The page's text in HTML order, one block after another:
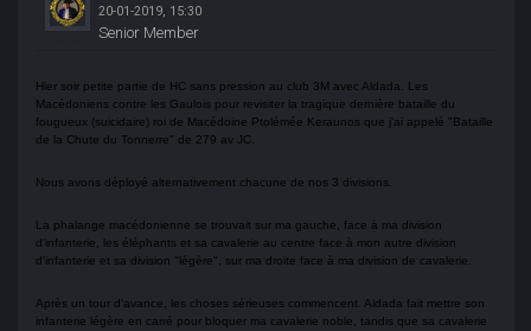
20-01-2019, 15:30
Senior Member
Hier soir petite partie de HC sans pression au club 3M avec Aldada. Les
Macédoniens contre les Gaulois pour revisiter la tragique dernière bataille du
fougueux (suicidaire) roi de Macédoine Ptolémée Keraunos que j'ai appelé "Bataille
de la Chute du Tonnerre" de 279 av JC.
Nous avons déployé alternativement chacune de nos 3 divisions.
La phalange macédonienne se trouvait sur ma gauche, face à ma division
d'infanterie, les éléphants et sa cavalerie au centre face à mon autre division
d'infanterie et sa division "légère", sur ma droite face à ma division de cavalerie.
Après un tour d'avance, les choses sérieuses commencent. Aldada fait mettre son
infanterie légère en carré pour bloquer ma cavalerie noble, tandis que sa cavalerie